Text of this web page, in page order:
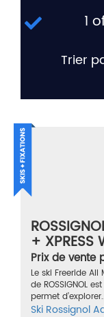
1
Trier
+ XPRESS
SPARKLE
150
Prix de vente
Le ski Freeride All
de ROSSIGNOL
permet
Ski Rossignol